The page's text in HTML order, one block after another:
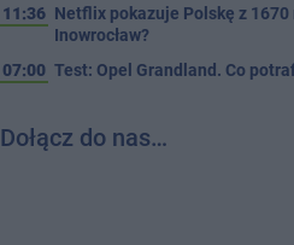
11:36 Netflix pokazuje Polskę z 1670
Inowrocław?
07:00 Test: Opel Grandland. Co
Dołącz do nas…